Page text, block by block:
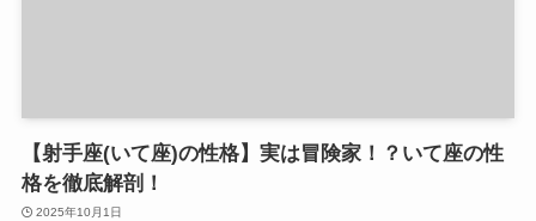
【射手座(いて座)の性格】実は冒険家！？いて座の性
格を徹底解剖！
2025年10月1日